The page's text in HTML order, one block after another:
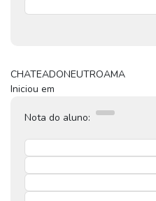
CHATEADONEUTROAMA
Iniciou em
Nota do aluno: